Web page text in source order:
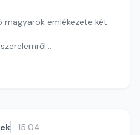
magyarok emlékezete két
15:04